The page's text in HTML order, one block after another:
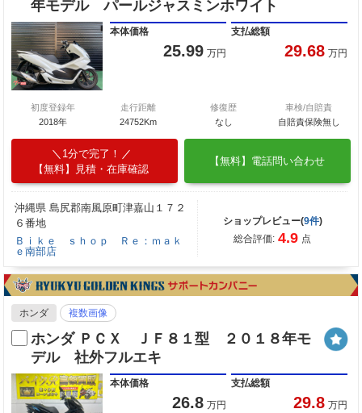
年モデル パールジャスミンホワイト
本体価格
25.99 万円
支払総額
29.68 万円
初度登録年
2018年
走行距離
24752Km
修復歴
なし
車検/自賠責
自賠責保険無し
1分で完了！
【無料】見積・在庫確認
【無料】電話問い合わせ
沖縄県 島尻郡南風原町津嘉山１７２
６番地
Ｂｉｋｅ ｓｈｏｐ Ｒｅ：ｍａｋ
ｅ南部店
ショップレビュー(9件)
総合評価: 4.9 点
ホンダ 複数画像
ホンダ ＰＣＸ ＪＦ８１型 ２０１８年モ
デル 社外フルエキ
本体価格
26.8 万円
支払総額
29.8 万円